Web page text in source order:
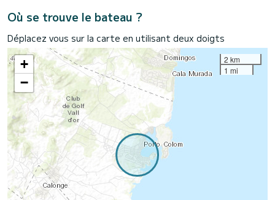
Où se trouve le bateau ?
Déplacez vous sur la carte en utilisant deux doigts
+
−
2 km
1 mi